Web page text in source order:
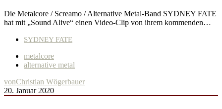
Die Metalcore / Screamo / Alternative Metal-Band SYDNEY FATE
hat mit „Sound Alive“ einen Video-Clip von ihrem kommenden…
SYDNEY FATE
metalcore
alternative metal
vonChristian Wögerbauer
20. Januar 2020